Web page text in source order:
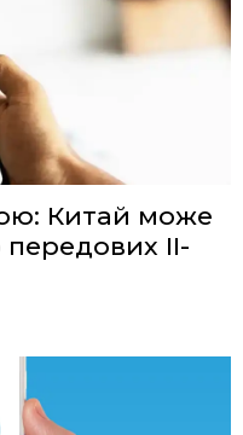
Китай може
ІІ-